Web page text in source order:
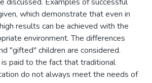
which demonstrate that even in
results can be achieved with the
environment. The differences
"gifted" children are considered.
paid to the fact that traditional
do not always meet the needs of